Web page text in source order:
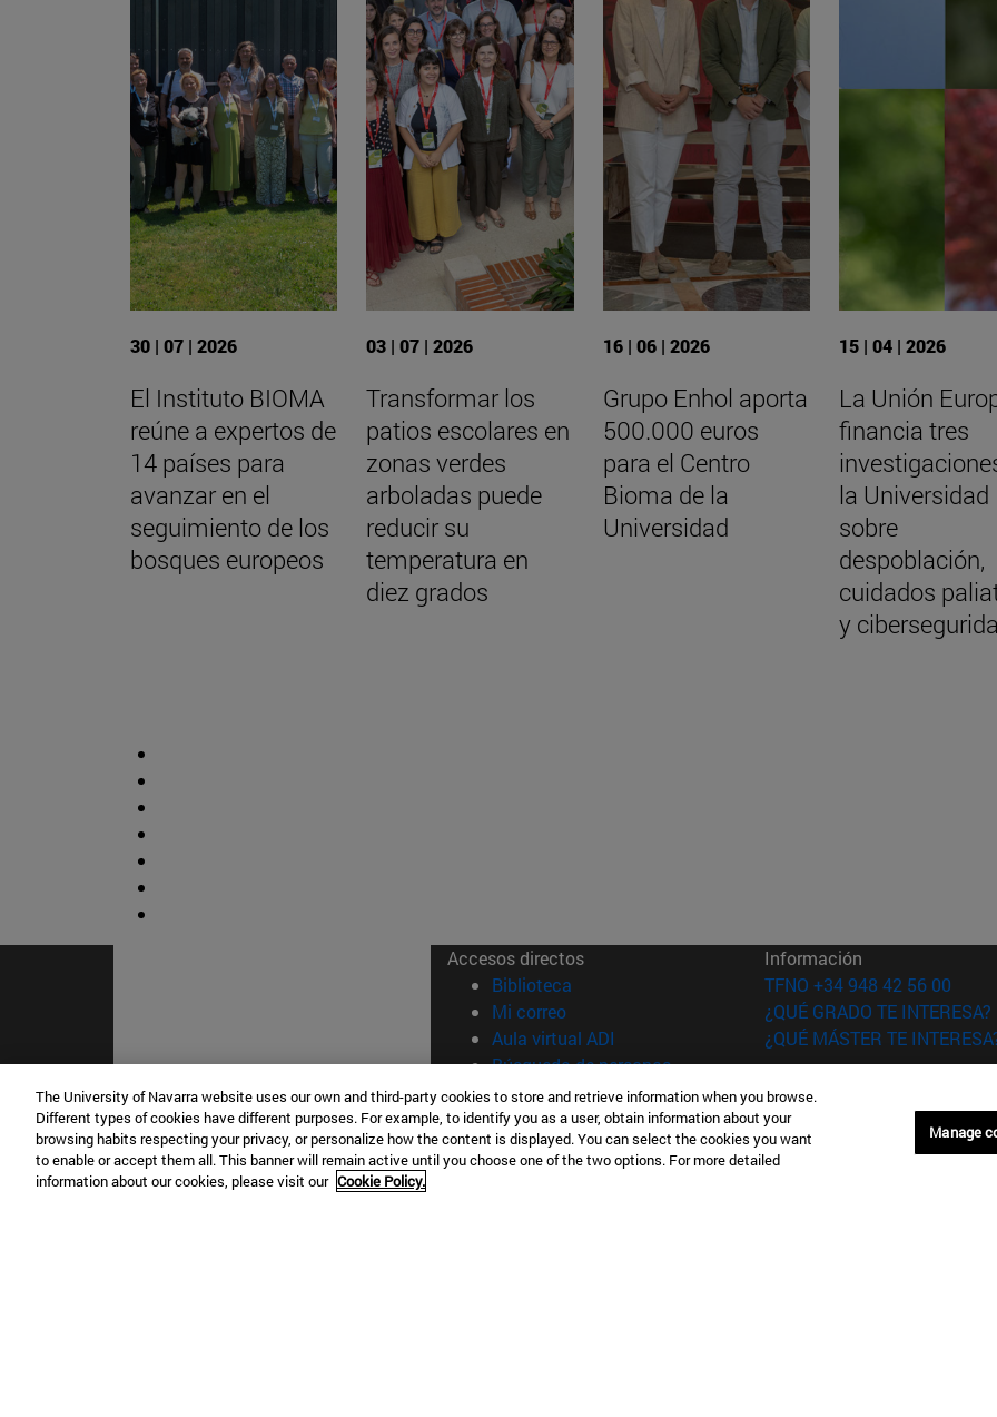
30 | 07 | 2026
El Instituto BIOMA
reúne a expertos de
14 países para
avanzar en el
seguimiento de los
bosques europeos
03 | 07 | 2026
Transformar los
patios escolares en
zonas verdes
arboladas puede
reducir su
temperatura en
diez grados
16 | 06 | 2026
Grupo Enhol aporta
500.000 euros
para el Centro
Bioma de la
Universidad
15 | 04 | 2026
La Unión
financia tres
la Universidad
sobre
despoblación,
cuidados
y
Accesos directos
Biblioteca (abre en nueva ventana)
Mi correo(abre en nueva ventana)
Aula virtual ADI (abre en nueva ventana)
Búsqueda de personas(abre en nueva ventana)
Trabaja con nosotros(abre en nueva ventana)
Información
TFNO +34 948 42 56 00
¿QUÉ GRADO TE INTERESA?
¿QUÉ MÁSTER TE
© Universidad de
Navarra
Información legal
The University of Navarra website uses our own and third-party cookies to store and retrieve information when you browse.
Different types of cookies have different purposes. For example, to identify you as a user, obtain information about your
browsing habits respecting your privacy, or personalize how the content is displayed. You can select the cookies you want
to enable or accept them all. This banner will remain active until you choose one of the two options. For more detailed
information about our cookies, please visit our Cookie Policy.
Manage